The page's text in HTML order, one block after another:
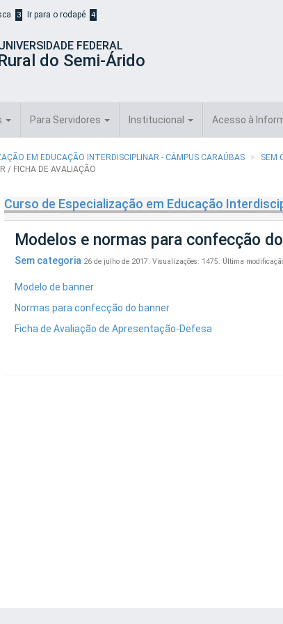
3 Ir para o rodapé 4
FEDERAL
do Semi-Árido
Para Servidores Institucional Acesso à
EM EDUCAÇÃO INTERDISCIPLINAR - CÂMPUS CARAÚBAS
SEM
/ FICHA DE AVALIAÇÃO
Curso de Especialização em Educação
Modelos e normas para confecção
Sem categoria 26 de julho de 2017. Visualizações: 1475. Última
Modelo de banner
Normas para confecção do banner
Ficha de Avaliação de Apresentação-Defesa